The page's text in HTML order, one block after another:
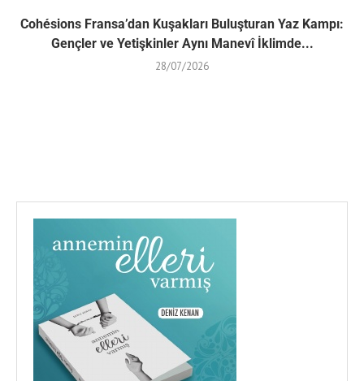
Cohésions Fransa’dan Kuşakları Buluşturan Yaz Kampı:
Gençler ve Yetişkinler Aynı Manevî İklimde...
28/07/2026